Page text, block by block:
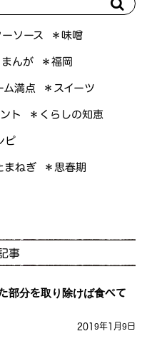
ソース ＊味噌
まんが ＊福岡
ム満点 ＊スイーツ
ト ＊くらしの知恵
ピ
まねぎ ＊思春期
事
部分を取り除けば食べて
2019年1月9日